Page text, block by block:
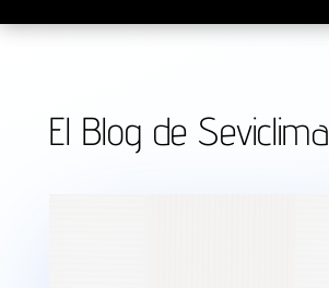
El Blog de Seviclima